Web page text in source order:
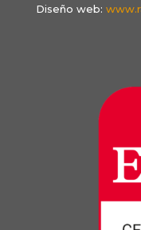
Diseño web: